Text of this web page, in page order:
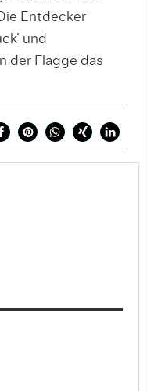
Entdecker
und
der Flagge das